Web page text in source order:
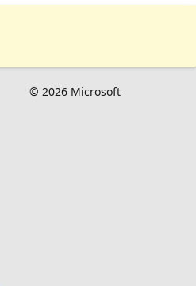
© 2026 Microsoft